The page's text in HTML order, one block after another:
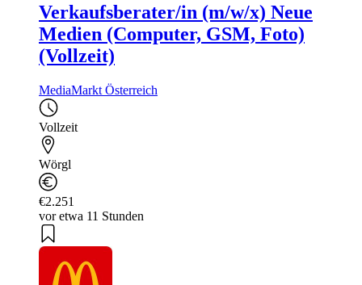
Verkaufsberater/in (m/w/x) Neue
Medien (Computer, GSM, Foto)
(Vollzeit)
MediaMarkt Österreich
Vollzeit
Wörgl
€2.251
vor etwa 11 Stunden